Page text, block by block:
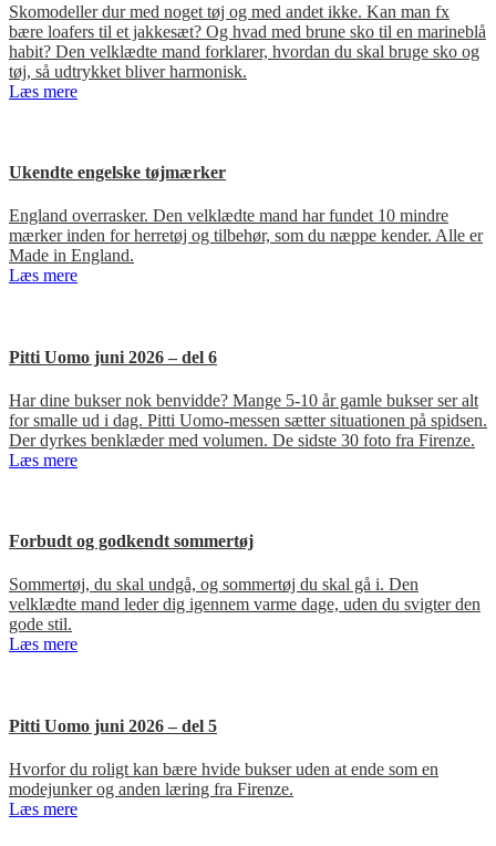
Skomodeller dur med noget tøj og med andet ikke. Kan man fx
bære loafers til et jakkesæt? Og hvad med brune sko til en marineblå
habit? Den velklædte mand forklarer, hvordan du skal bruge sko og
tøj, så udtrykket bliver harmonisk.
Læs mere
Ukendte engelske tøjmærker
England overrasker. Den velklædte mand har fundet 10 mindre
mærker inden for herretøj og tilbehør, som du næppe kender. Alle er
Made in England.
Læs mere
Pitti Uomo juni 2026 – del 6
Har dine bukser nok benvidde? Mange 5-10 år gamle bukser ser alt
for smalle ud i dag. Pitti Uomo-messen sætter situationen på spidsen.
Der dyrkes benklæder med volumen. De sidste 30 foto fra Firenze.
Læs mere
Forbudt og godkendt sommertøj
Sommertøj, du skal undgå, og sommertøj du skal gå i. Den
velklædte mand leder dig igennem varme dage, uden du svigter den
gode stil.
Læs mere
Pitti Uomo juni 2026 – del 5
Hvorfor du roligt kan bære hvide bukser uden at ende som en
modejunker og anden læring fra Firenze.
Læs mere